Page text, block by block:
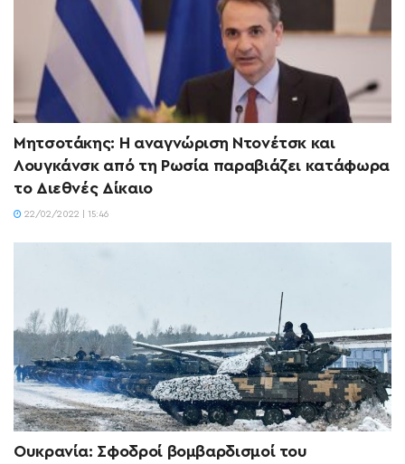
Μητσοτάκης: Η αναγνώριση Ντονέτσκ και
Λουγκάνσκ από τη Ρωσία παραβιάζει κατάφωρα
το Διεθνές Δίκαιο
22/02/2022 | 15:46
Ουκρανία: Σφοδροί βομβαρδισμοί του